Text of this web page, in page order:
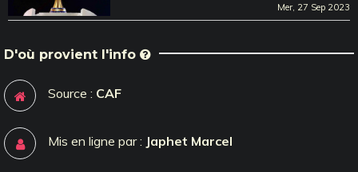
Mer, 27 Sep 2023
D'où provient l'info
Source : CAF
Mis en ligne par : Japhet Marcel